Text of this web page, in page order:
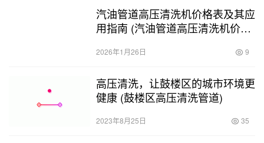
汽油管道高压清洗机价格表及其应
用指南 (汽油管道高压清洗机价格
2026年1月26日 9
高压清洗，让鼓楼区的城市环境更
健康 (鼓楼区高压清洗管道)
2023年8月25日 35